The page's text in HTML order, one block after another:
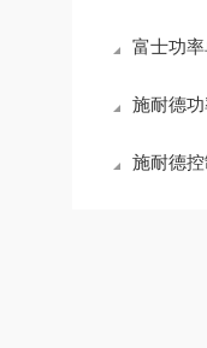
富士功
施耐德功率
施耐德控制